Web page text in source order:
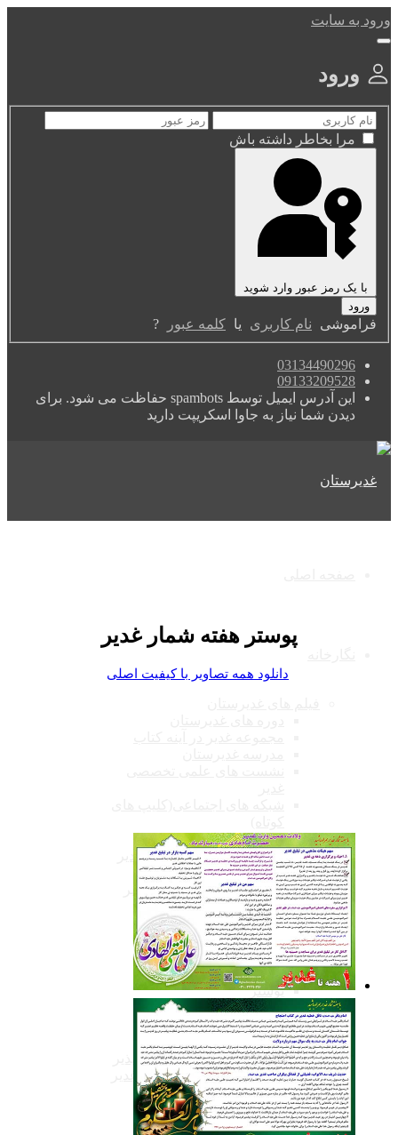
ورود به سایت
ورود
مرا بخاطر داشته باش
با یک رمز عبور وارد شوید
فراموشی نام کاربری یا کلمه عبور ?
03134490296
09133209528
این آدرس ایمیل توسط spambots حفاظت می شود. برای
دیدن شما نیاز به جاوا اسکریپت دارید
دیدار با علماء
پرده خوانی غدیر و سفیر غدیر
تجلیل از خادمین غدیر
همایش های استقبال از غدیر
لایو غدیرستان
صوت ها و نواهای غدیر
صوت های خطبه غدیر
مولودی های غدیری
تصاویر گرافیکی
پوستر
بنر
بروشور
روز شمار غدیر
خطبه غدیر حقیقت انکار ناپذیر
راه کارهای مهندسی تبلیغ غدیر
کارت پستال
تابلو های غدیر تا فاطمیه
روز شمار نیمه شعبان
پوستر هفته شمار غدیر
دانلود همه تصاویر با کیفیت اصلی